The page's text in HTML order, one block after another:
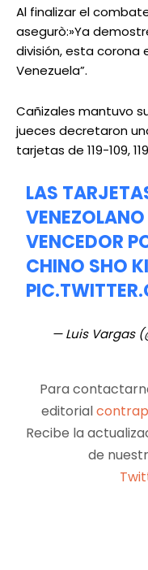
Al finalizar el
asegurò:»Ya
división, esta corona
Venezuela”.
Cañizales mantuvo
jueces decretaron
tarjetas de 119-109,
LAS
VENCEDOR
CHINO SHO
— Luis Vargas
Para
editorial
Recibe la
de